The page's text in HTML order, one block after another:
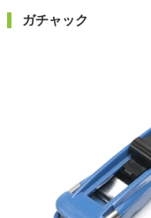
ガチャック